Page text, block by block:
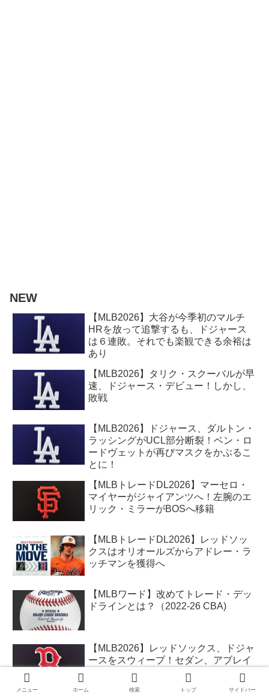
NEW
【MLB2026】大谷が今季初のマルチ
HRを放って追撃するも、ドジャース
は６連敗。それでも楽観できる余裕は
あり
【MLB2026】タリク・スクーバルが早
速、ドジャース・デビュー！しかし、
敗戦
【MLB2026】ドジャース、ダルトン・
ラッシングがUCL部分断裂！ベン・ロ
ードヴェットが再びマスクをかぶるこ
とに！
【MLBトレードDL2026】マーセロ・
マイヤーがジャイアンツへ！左腕のエ
リック・ミラーがBOSへ移籍
【MLBトレードDL2026】レッドソッ
クスはオリオールズからアドレー・ラ
ッチマンを獲得へ
【MLBワード】改めてトレード・デッ
ドラインとは？（2022-26 CBA)
【MLB2026】レッドソックス、ドジャ
ースをスウィープ！セダン、アブレイ
ユ、吉田らがHR
メニュー ホーム 検索 トップ サイドバー